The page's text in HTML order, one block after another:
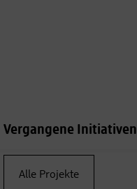
Vergangene Initiativen
Alle Projekte